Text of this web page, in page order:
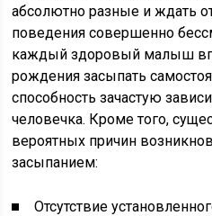
абсолютно разные и ждать
поведения совершенно
каждый здоровый малыш
рождения засыпать
способность зачастую
человечка. Кроме того,
вероятных причин
засыпанием:
Отсутствие